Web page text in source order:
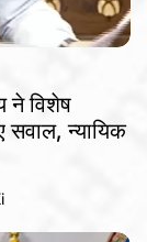
ने विशेष
सवाल, न्यायिक